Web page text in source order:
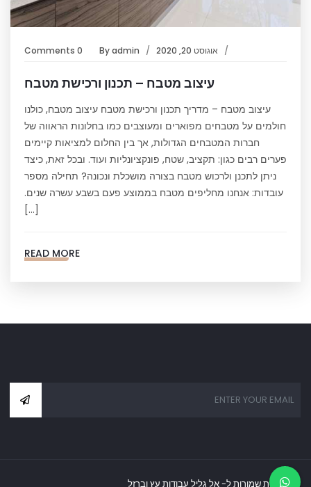
אוגוסט 20, 2020 Byadmin
0 Comments
עיצוב מטבח – תכנון ורכישת מטבח
עיצוב מטבח – מדריך תכנון ורכישת מטבח עיצוב מטבח, כולנו
חולמים על מטבחים מפוארים ומעוצבים כמו בחלונות הראווה של
חברות המטבחים הגדולות, אך בין החלום למציאות קיימים
פערים רבים כגון: תקציב, שטח, פונקציונליות ועוד. ובכל זאת, כיצד
ניתן לתכנן ולרכוש מטבח בצורה מושכלת ונכונה? תחילה מספר
עובדות: אנחנו מחליפים מטבח בממוצע פעם בשבע עשרה שנים.
[…]
READ MORE
כל הזכויות שמורות ל- אל גליל עבודות עץ וברזל